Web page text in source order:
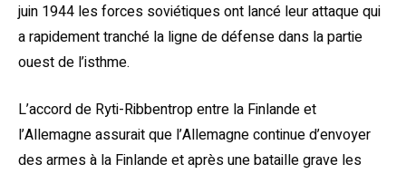
juin 1944 les forces soviétiques ont lancé leur attaque qui
a rapidement tranché la ligne de défense dans la partie
ouest de l’isthme.
L’accord de Ryti-Ribbentrop entre la Finlande et
l’Allemagne assurait que l’Allemagne continue d’envoyer
des armes à la Finlande et après une bataille grave les